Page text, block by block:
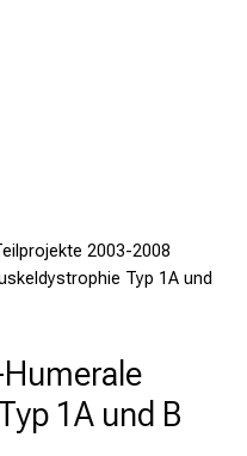
2003-2008
Typ 1A und
1A und B